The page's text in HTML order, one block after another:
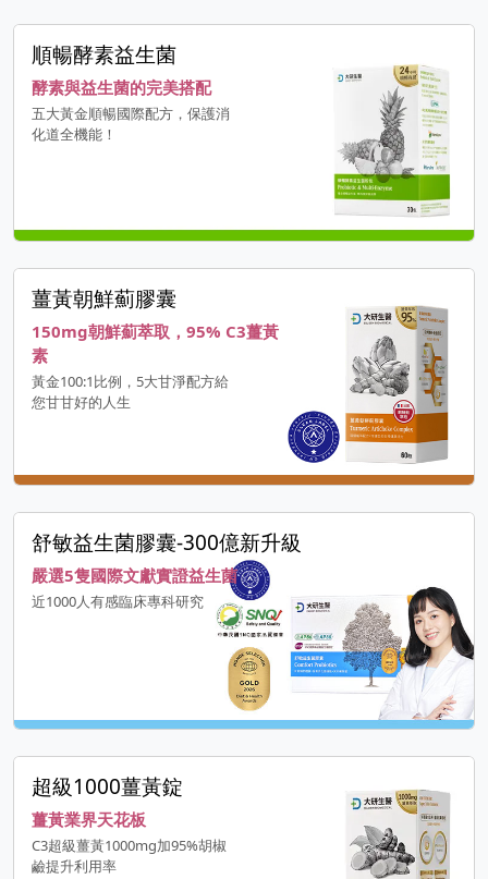
順暢酵素益生菌
酵素與益生菌的完美搭配
五大黃金順暢國際配方，保護消
化道全機能！
薑黃朝鮮薊膠囊
150mg朝鮮薊萃取，95% C3薑黃
素
黃金100:1比例，5大甘淨配方給
您甘甘好的人生
舒敏益生菌膠囊-300億新升級
嚴選5隻國際文獻實證益生菌
近1000人有感臨床專科研究
超級1000薑黃錠
薑黃業界天花板
C3超級薑黃1000mg加95%胡椒
鹼提升利用率